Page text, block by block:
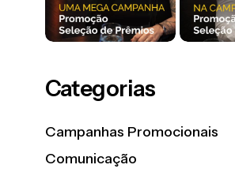
Categorias
Campanhas Promocionais
Comunicação